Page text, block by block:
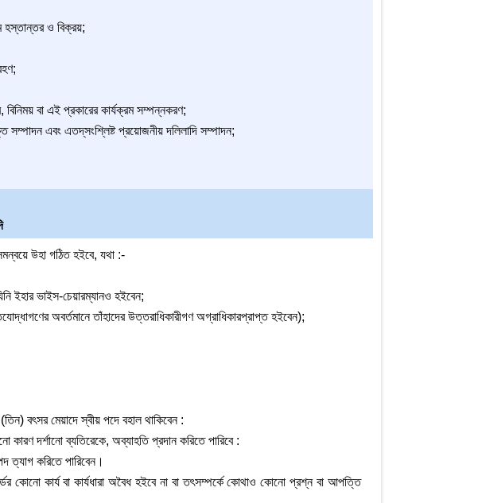
হস্তান্তর ও বিক্রয়;
বা এই প্রকারের কার্যক্রম সম্পন্নকরণ;
সম্পাদন এবং এতদ্‌সংশ্লিষ্ট প্রয়োজনীয় দলিলাদি সম্পাদন;
উহা গঠিত হইবে, যথা :-
ইহার ভাইস-চেয়ারম্যানও হইবেন;
অবর্তমানে তাঁহাদের উত্তরাধিকারীগণ অগ্রাধিকারপ্রাপ্ত হইবেন);
বৎসর মেয়াদে স্বীয় পদে বহাল থাকিবেন :
দর্শানো ব্যতিরেকে, অব্যাহতি প্রদান করিতে পারিবে :
ত্যাগ করিতে পারিবেন।
কোনো কার্য বা কার্যধারা অবৈধ হইবে না বা তৎসম্পর্কে কোথাও কোনো প্রশ্ন বা আপত্তি